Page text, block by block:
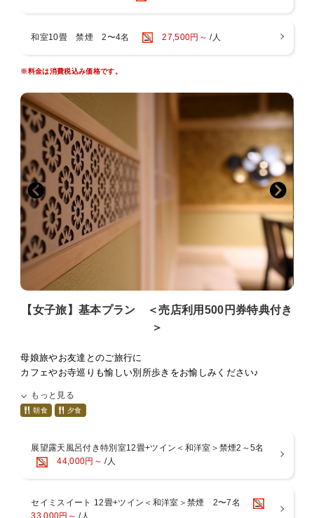
契約農家さんが丹精込めて作る甘みの強い「塩田産コシヒカリ」
作りたて熱々の卵焼きをはじめ、目覚めの身体に優しい七草の湯
■お風呂
ほのかに硫黄が香る別所温泉美肌の湯。
塩田平を望む別所温泉随一の絶景展望風呂をご堪能ください。
・展望大浴場
・露天風呂（男性：1、女性：1）24時間利用可
・サウナ 22時30分まで
・貸切展望風呂 受付14時〜21時（料金：1，650円税込、利用
時間：45分）
※貸切展望風呂は予約制です。ご予約時またはチェックイン時に
お申込みください。
■お部屋
露天風呂付き客室はじめ全16部屋6タイプをご用意しておりま
女将が厳選したお菓子・お漬物のお茶うけでまずはごゆっくりど
■七草の湯のおもてなし
・館内はすべて畳と葦で敷き詰められ、裸足で心地よく過ごすこ
・お土産処には女将が全国から厳選した和小物、信州の銘菓や地
酒が並びます。
がございますのでチェックイン時にお申し付けください。
ご希望のお客様はご予約時に「部屋食希望」とご記載ください。
和室10畳 禁煙 2〜4名 27,500円～ /人
※料金は消費税込み価格です。
【女子旅】基本プラン ＜売店利用500円券特典付き
＞
母娘旅やお友達とのご旅行に
カフェやお寺巡りも愉しい別所歩きをお愉しみください♪
■プラン特典
■全プラン共通特典
■ご夕食
もっと見る
朝食 夕食
展望露天風呂付き特別室12畳+ツイン＜和洋室＞禁煙2～5名
44,000円～ /人
セイミスイート 12畳+ツイン＜和洋室＞禁煙 2〜7名